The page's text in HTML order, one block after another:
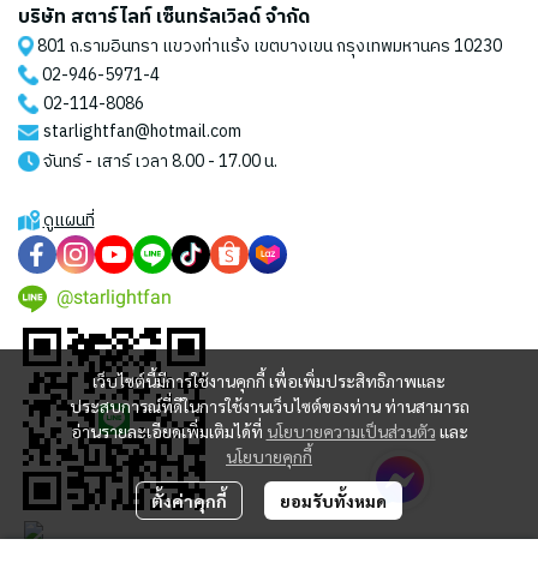
เว็บไซต์นี้มีการใช้งานคุกกี้ เพื่อเพิ่มประสิทธิภาพและ
ประสบการณ์ที่ดีในการใช้งานเว็บไซต์ของท่าน ท่านสามารถ
อ่านรายละเอียดเพิ่มเติมได้ที่ นโยบายความเป็นส่วนตัว และ
นโยบายคุกกี้
ตั้งค่าคุกกี้ ยอมรับทั้งหมด
บริษัท สตาร์ไลท์ เซ็นทรัลเวิลด์ จำกัด
801 ถ.รามอินทรา แขวงท่าแร้ง เขตบางเขน กรุงเทพมหานคร 10230
02-946-5971-4
02-114-8086
starlightfan@hotmail.com
จันทร์ - เสาร์ เวลา 8.00 - 17.00 น.
ดูแผนที่
@starlightfan